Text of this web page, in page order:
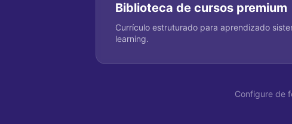
Biblioteca de cursos premium
Currículo estruturado para aprendizado
learning.
Configure de